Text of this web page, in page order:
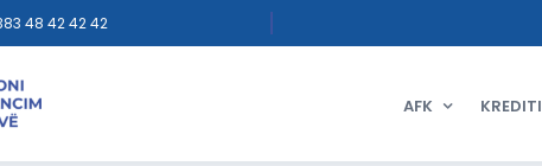
48 42 42 42
AFK KREDITI